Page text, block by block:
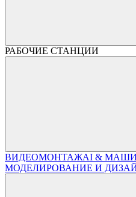
РАБОЧИЕ СТАНЦИИ
ВИДЕОМОНТАЖAI &
МОДЕЛИРОВАНИЕ И